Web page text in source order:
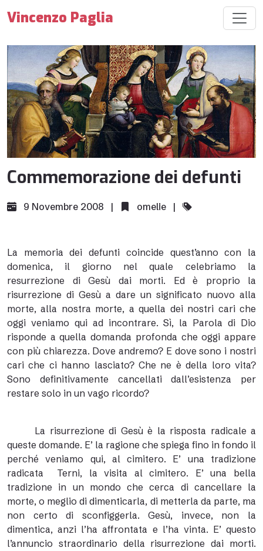
Vincenzo Paglia
Commemorazione dei defunti
9 Novembre 2008 | omelie |
La memoria dei defunti coincide quest’anno con la
domenica, il giorno nel quale celebriamo la
resurrezione di Gesù dai morti. Ed è proprio la
risurrezione di Gesù a dare un significato nuovo alla
morte, alla nostra morte, a quella dei nostri cari che
oggi veniamo qui ad incontrare. Sì, la Parola di Dio
risponde a quella domanda profonda che oggi appare
con più chiarezza. Dove andremo? E dove sono i nostri
cari che ci hanno lasciato? Che ne è della loro vita?
Sono definitivamente cancellati dall’esistenza per
restare solo in un vago ricordo?
La risurrezione di Gesù è la risposta radicale a
queste domande. E’ la ragione che spiega fino in fondo il
perché veniamo qui, al cimitero. E’ una tradizione
radicata Terni, la visita al cimitero. E’ una bella
tradizione in un mondo che cerca di cancellare la
morte, o meglio di dimenticarla, di metterla da parte, ma
non certo di sconfiggerla. Gesù, invece, non la
dimentica, anzi l’ha affrontata e l’ha vinta. E’ questo
l’annuncio straordinario della risurrezione dai morti.